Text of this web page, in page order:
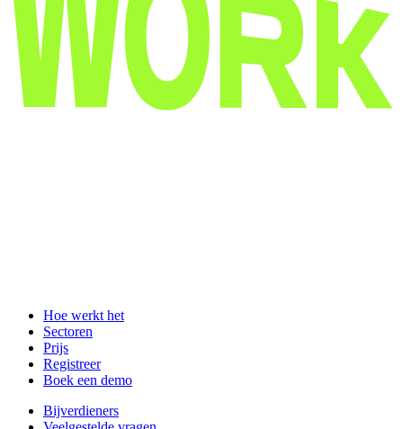
Hoe werkt het
Sectoren
Prijs
Registreer
Boek een demo
Bijverdieners